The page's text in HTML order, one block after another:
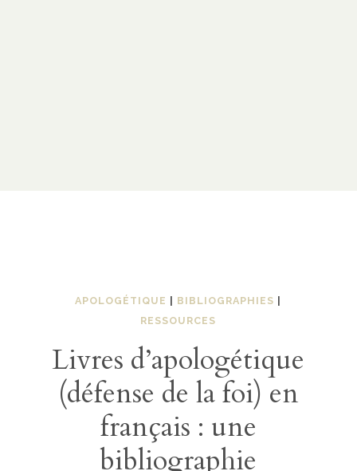
APOLOGÉTIQUE BIBLIOGRAPHIES
RESSOURCES
Livres d’apologétique
(défense de la foi) en
français : une
bibliographie